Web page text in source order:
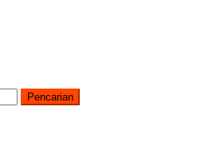
Pencarian